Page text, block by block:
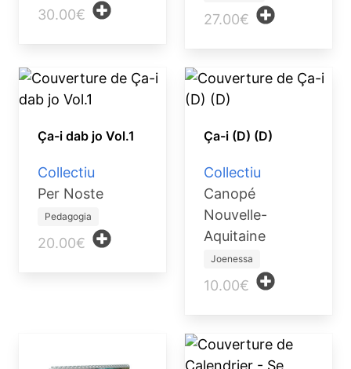
30.00€ 27.00€
Ça-i dab jo Vol.1
Collectiu
Per Noste
Pedagogia
20.00€
Ça-i (D) (D)
Collectiu
Canopé
Nouvelle-
Aquitaine
Joenessa
10.00€